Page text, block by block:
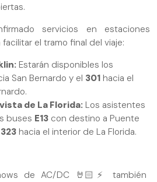
servicios en estaciones
el tramo final del viaje:
Estarán disponibles los
San Bernardo y el 301 hacia el
de La Florida: Los asistentes
buses E13 con destino a Puente
323 hacia el interior de La Florida.
de AC/DC 🤘🏻⚡ también